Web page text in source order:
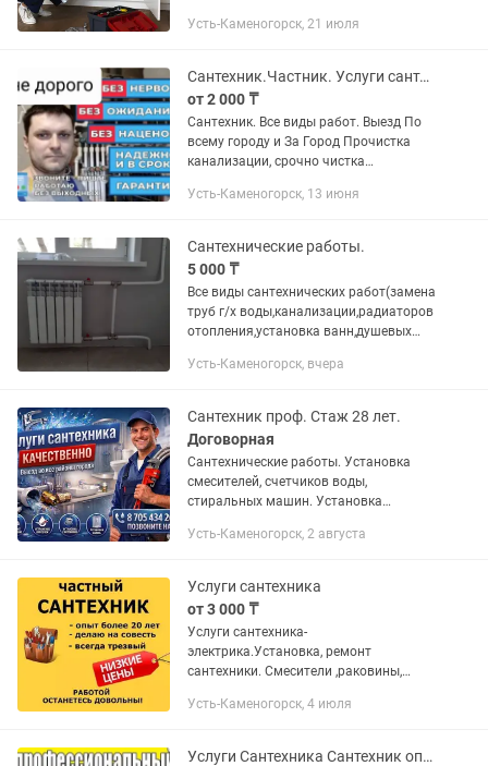
БОЛЕЕ ТЫСЯЧИ ДОВОЛЬНЫХ
ДОКУМЕНТАЦИЕЙ СМЕТА...
Усть-Каменогорск, 21 июля
Сантехник.Частник. Услуги сантехника
от 2 000 ₸
Сантехник. Все виды работ. Выезд По
всему городу и За Город Прочистка
канализации, срочно чистка
выходных 24/7 Быстрая и
с...
Усть-Каменогорск, 13 июня
Сантехнические работы.
5 000 ₸
Все виды сантехнических работ(замена
труб г/х воды,канализации,радиаторов
отопления,установка ванн,душевых
ков,подключение
т.д)....
Усть-Каменогорск, вчера
Сантехник проф. Стаж 28 лет.
Договорная
Сантехнические работы. Установка
смесителей, счетчиков воды,
стиральных машин. Установка
инсталляция, раковина,
каркасных душевых...
Усть-Каменогорск, 2 августа
Услуги сантехника
от 3 000 ₸
Услуги сантехника-
электрика.Установка, ремонт
сантехники. Смесители ,раковины,
стояков. Разводка полная или
большой. Помощь...
Усть-Каменогорск, 4 июля
Услуги Сантехника Сантехник опытный работы любой сложности